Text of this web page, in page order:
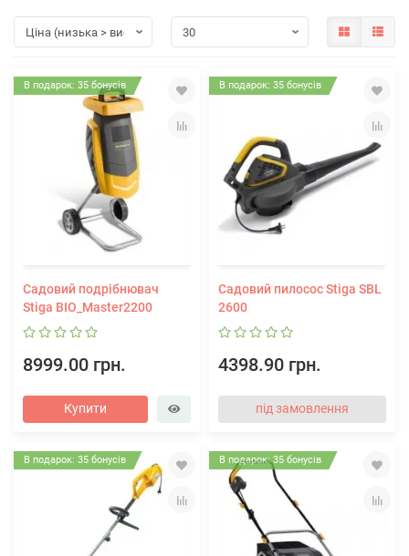
В подарок: 35 бонусів
Садовий подрібнювач
Stiga BIO_Master2200
8999.00 грн.
Купити
В подарок: 35 бонусів
Садовий пилосос Stiga SBL
2600
4398.90 грн.
під замовлення
В подарок: 35 бонусів В подарок: 35 бонусів